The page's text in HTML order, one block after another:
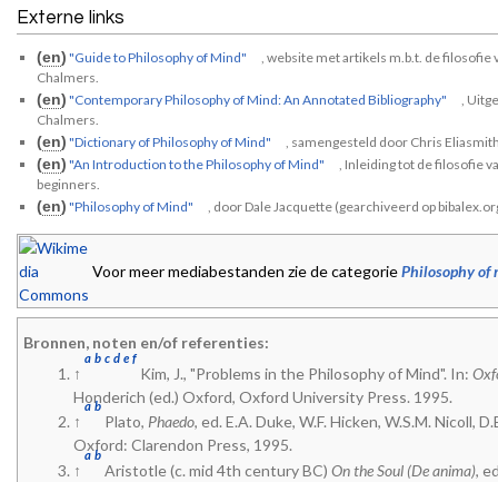
Externe links
(en) "Guide to Philosophy of Mind"
, website met artikels m.b.t. de
Chalmers.
(en) "Contemporary Philosophy of Mind: An Annotated Bibliography"
,
Chalmers.
(en) "Dictionary of Philosophy of Mind" , samengesteld door Chris
(en) "An Introduction to the Philosophy of Mind"
, Inleiding tot de filosofie
beginners.
(en) "Philosophy of Mind" , door Dale Jacquette (gearchiveerd op
Voor meer mediabestanden zie de categoriePhilosophy of
Bronnen, noten en/of referenties:
↑
a b c d e f
Kim, J., "Problems in the Philosophy of Mind". In:
Honderich (ed.) Oxford, Oxford University Press. 1995.
↑
a b
Plato, Phaedo, ed. E.A. Duke, W.F. Hicken, W.S.M. Nicoll,
Oxford: Clarendon Press, 1995.
↑
a b
Aristotle (c. mid 4th century BC) On the Soul (De anima),